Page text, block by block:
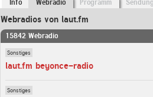
Info Webradio Programm
Webradios von laut.fm
15842 Webradio
Sonstiges
laut.fm beyonce-radio
Sonstiges